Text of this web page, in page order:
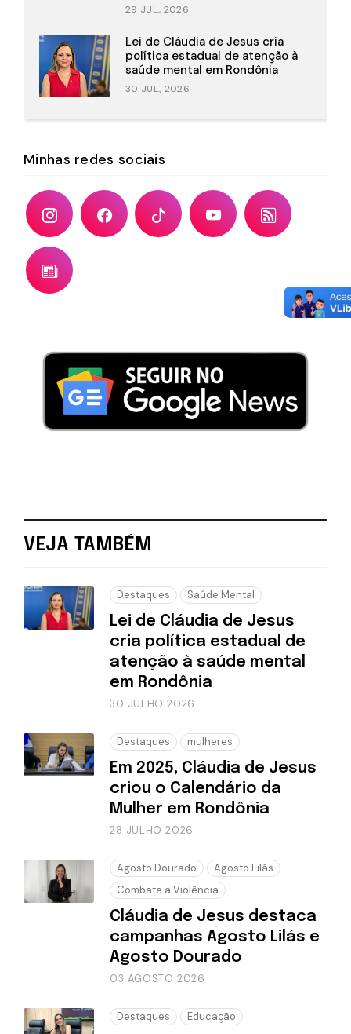
29 JUL., 2026
Lei de Cláudia de Jesus cria
política estadual de atenção à
saúde mental em Rondônia
30 JUL., 2026
Minhas redes sociais
VEJA TAMBÉM
Destaques Saúde Mental
Lei de Cláudia de Jesus
cria política estadual de
atenção à saúde mental
em Rondônia
30 JULHO 2026
Destaques mulheres
Em 2025, Cláudia de Jesus
criou o Calendário da
Mulher em Rondônia
28 JULHO 2026
Agosto Dourado
Agosto Lilás
Combate a Violência
Cláudia de Jesus destaca
campanhas Agosto Lilás e
Agosto Dourado
03 AGOSTO 2026
Destaques Educação